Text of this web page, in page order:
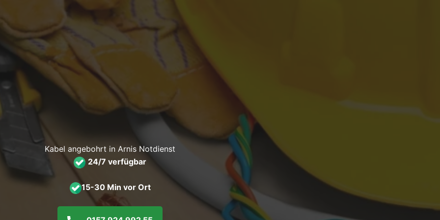
Kabel angebohrt in Arnis Notdienst
24/7 verfügbar
15-30 Min vor Ort